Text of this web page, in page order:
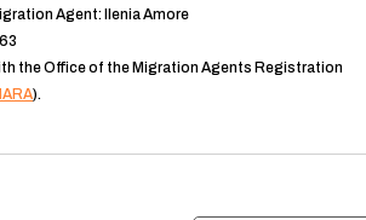
Agent: Ilenia Amore
the Office of the Migration Agents Registration
).